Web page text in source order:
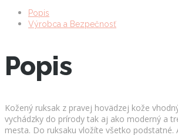
Popis
Výrobca a Bezpečnosť
Popis
Kožený ruksak z pravej hovädzej kože
vychádzky do prírody tak aj ako moderný a
mesta. Do ruksaku vložíte všetko podstatné.